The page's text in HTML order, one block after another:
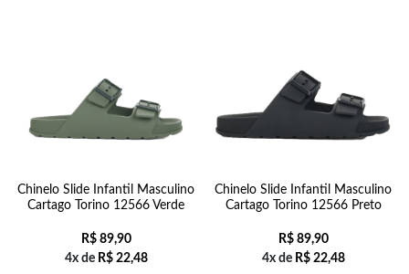
Chinelo Slide Infantil Masculino
Cartago Torino 12566 Verde
R$89,90
4x de R$22,48
Chinelo Slide Infantil Masculino
Cartago Torino 12566 Preto
R$89,90
4x de R$22,48